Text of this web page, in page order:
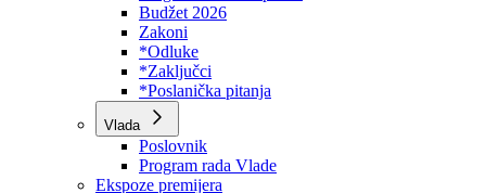
Skupština
Poslovnik
Program rada Skupštine
Budžet 2026
Zakoni
*Odluke
*Zaključci
*Poslanička pitanja
Vlada